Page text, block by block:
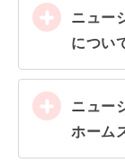
ニュー
につい
ニュー
ホーム